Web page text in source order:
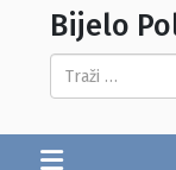
Bijelo
Pretraga...